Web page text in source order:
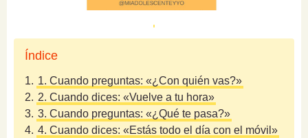
Índice
1. 1. Cuando preguntas: «¿Con quién vas?»
2. 2. Cuando dices: «Vuelve a tu hora»
3. 3. Cuando preguntas: «¿Qué te pasa?»
4. 4. Cuando dices: «Estás todo el día con el móvil»